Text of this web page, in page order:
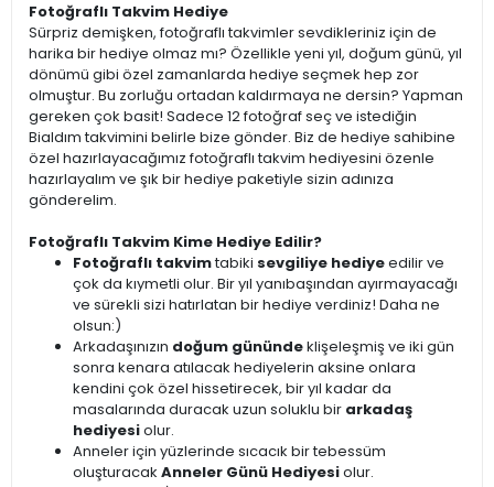
Fotoğraflı Takvim Hediye
Sürpriz demişken, fotoğraflı takvimler sevdikleriniz için de
harika bir hediye olmaz mı? Özellikle yeni yıl, doğum günü, yıl
dönümü gibi özel zamanlarda hediye seçmek hep zor
olmuştur. Bu zorluğu ortadan kaldırmaya ne dersin? Yapman
gereken çok basit! Sadece 12 fotoğraf seç ve istediğin
Bialdım takvimini belirle bize gönder. Biz de hediye sahibine
özel hazırlayacağımız fotoğraflı takvim hediyesini özenle
hazırlayalım ve şık bir hediye paketiyle sizin adınıza
gönderelim.
Fotoğraflı Takvim Kime Hediye Edilir?
Fotoğraflı takvimtabiki sevgiliye hediyeedilir ve
çok da kıymetli olur. Bir yıl yanıbaşından ayırmayacağı
ve sürekli sizi hatırlatan bir hediye verdiniz! Daha ne
olsun:)
Arkadaşınızın doğum günündeklişeleşmiş ve iki gün
sonra kenara atılacak hediyelerin aksine onlara
kendini çok özel hissetirecek, bir yıl kadar da
masalarında duracak uzun soluklu bir arkadaş
hediyesiolur.
Anneler için yüzlerinde sıcacık bir tebessüm
oluşturacak Anneler Günü Hediyesiolur.